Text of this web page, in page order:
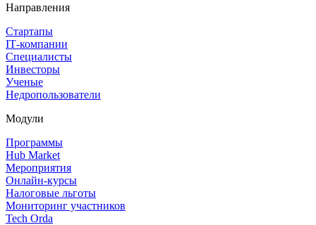
Направления
Стартапы
IT‑компании
Специалисты
Инвесторы
Ученые
Недропользователи
Модули
Программы
Hub Market
Мероприятия
Онлайн‑курсы
Налоговые льготы
Мониторинг участников
Tech Orda